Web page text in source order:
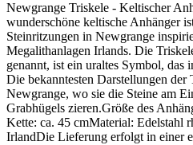
Newgrange Triskele - Keltischer
wunderschöne keltische Anhänger
Steinritzungen in Newgrange
Megalithanlagen Irlands. Die
genannt, ist ein uraltes Symbol,
Die bekanntesten Darstellungen
Newgrange, wo sie die Steine am
Grabhügels zieren.Größe des
Kette: ca. 45 cmMaterial: Edelstahl
IrlandDie Lieferung erfolgt in einer